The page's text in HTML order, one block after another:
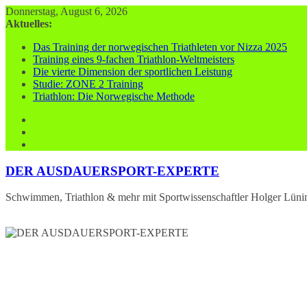
Zum
Inhalt
Donnerstag, August 6, 2026
Aktuelles:
Das Training der norwegischen Triathleten vor Nizza 2025
Training eines 9-fachen Triathlon-Weltmeisters
Die vierte Dimension der sportlichen Leistung
Studie: ZONE 2 Training
Triathlon: Die Norwegische Methode
DER AUSDAUERSPORT-EXPERTE
Schwimmen, Triathlon & mehr mit Sportwissenschaftler Holger